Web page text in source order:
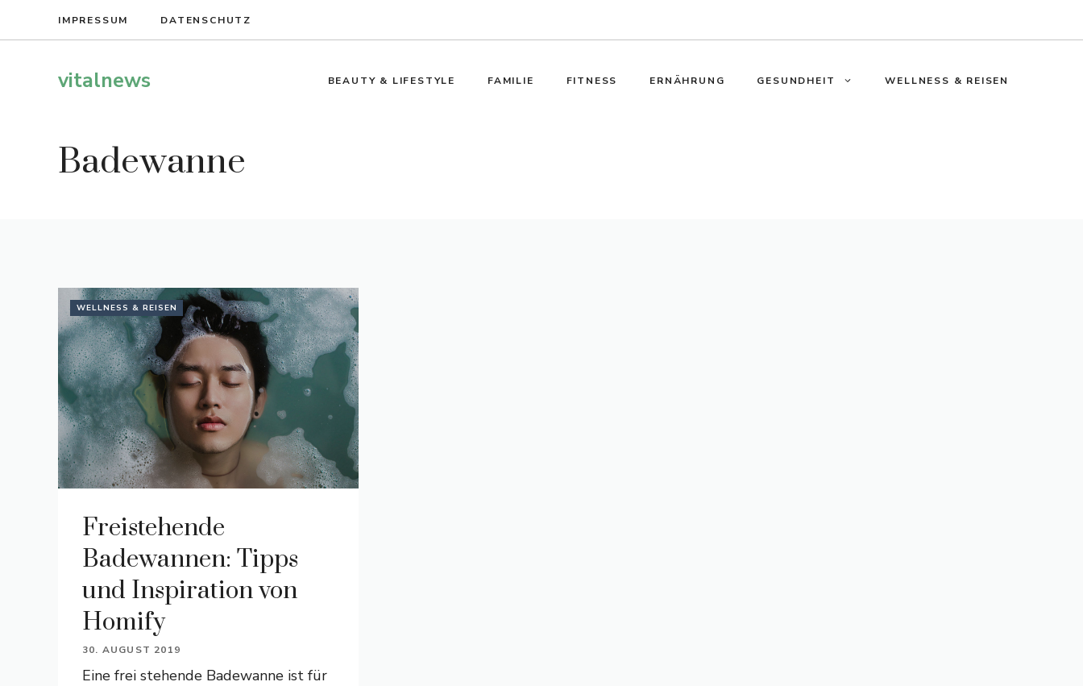
IMPRESSUM DATENSCHUTZ
vitalnews BEAUTY & LIFESTYLE FAMILIE FITNESS ERNÄHRUNG GESUNDHEIT WELLNESS & REISEN
Badewanne
WELLNESS & REISEN
Freistehende
Badewannen: Tipps
und Inspiration von
Homify
30. AUGUST 2019
Eine frei stehende Badewanne ist für